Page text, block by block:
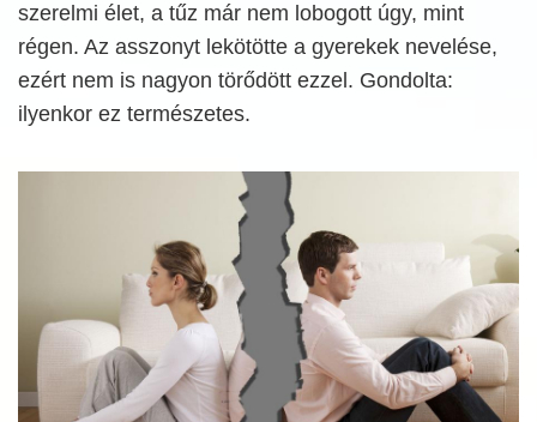
szerelmi élet, a tűz már nem lobogott úgy, mint
régen. Az asszonyt lekötötte a gyerekek nevelése,
ezért nem is nagyon törődött ezzel. Gondolta:
ilyenkor ez természetes.